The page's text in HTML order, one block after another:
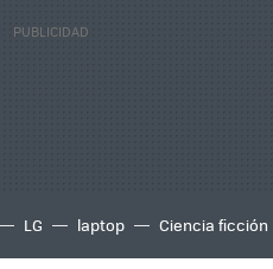
LG laptop Ciencia ficción